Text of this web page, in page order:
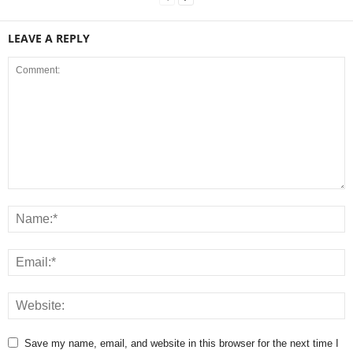
LEAVE A REPLY
Save my name, email, and website in this browser for the next time I